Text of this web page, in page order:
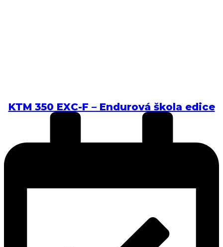
KTM 350 EXC-F – Endurová škola edice